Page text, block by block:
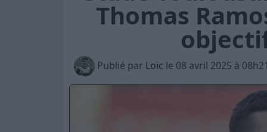
Thomas
Publié par Loïc le 08 avril 2025 à 08h21